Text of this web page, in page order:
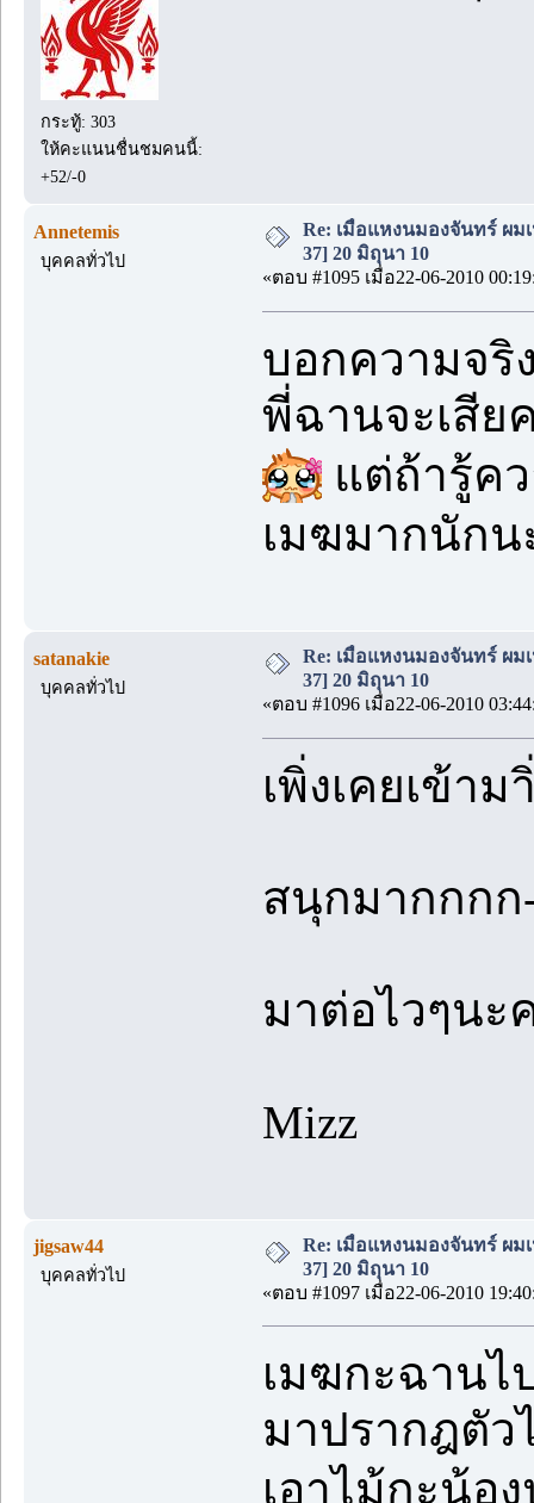
กระทู้: 303
ให้คะแนนชื่นชมคนนี้:
+52/-0
Annetemis
บุคคลทั่วไป
Re: เมื่อแหงนมองจันทร์ ผม
37] 20 มิถุนา 10
«ตอบ #1095 เมื่อ22-06-2010
บอกความจริ
พี่ฉานจะเสีย
แต่ถ้ารู้ค
เมฆมากนัก
satanakie
บุคคลทั่วไป
Re: เมื่อแหงนมองจันทร์ ผม
37] 20 มิถุนา 10
«ตอบ #1096 เมื่อ22-06-2010
เพิ่งเคยเข้า
สนุกมากกกก
มาต่อไวๆนะ
Mizz
jigsaw44
บุคคลทั่วไป
Re: เมื่อแหงนมองจันทร์ ผม
37] 20 มิถุนา 10
«ตอบ #1097 เมื่อ22-06-2010
เมฆกะฉาน
มาปรากฎตัว
เอาไม้กะน้อ